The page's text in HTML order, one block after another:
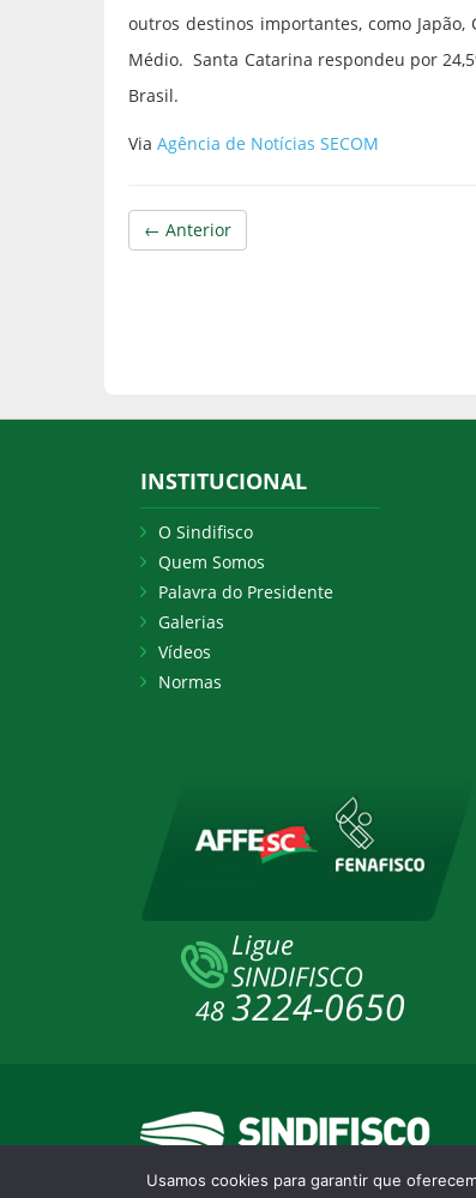
outros destinos importantes, como
Médio. Santa Catarina respondeu por
Brasil.
Via Agência de Notícias SECOM
← Anterior
INSTITUCIONAL
O Sindifisco
Quem Somos
Palavra do Presidente
Galerias
Vídeos
Normas
Usamos cookies para garantir que